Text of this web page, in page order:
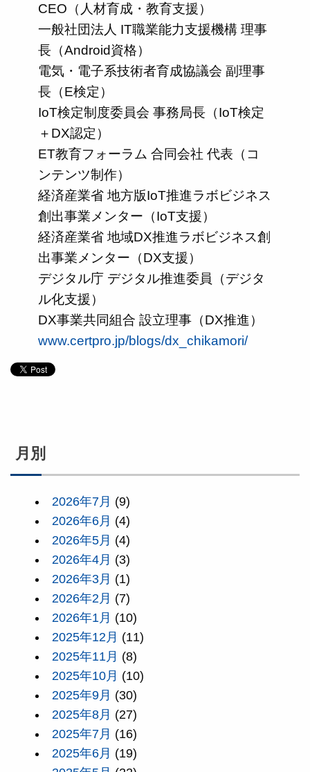
CEO（人材育成・教育支援）
一般社団法人 IT職業能力支援機構 理事
長（Android資格）
電気・電子系技術者育成協議会 副理事
長（E検定）
IoT検定制度委員会 事務局長（IoT検定
＋DX認定）
ET教育フォーラム 合同会社 代表（コ
ンテンツ制作）
経済産業省 地方版IoT推進ラボビジネス
創出事業メンター（IoT支援）
経済産業省 地域DX推進ラボビジネス創
出事業メンター（DX支援）
デジタル庁 デジタル推進委員（デジタ
ル化支援）
DX事業共同組合 設立理事（DX推進）
www.certpro.jp/blogs/dx_chikamori/
月別
2026年7月 (9)
2026年6月 (4)
2026年5月 (4)
2026年4月 (3)
2026年3月 (1)
2026年2月 (7)
2026年1月 (10)
2025年12月 (11)
2025年11月 (8)
2025年10月 (10)
2025年9月 (30)
2025年8月 (27)
2025年7月 (16)
2025年6月 (19)